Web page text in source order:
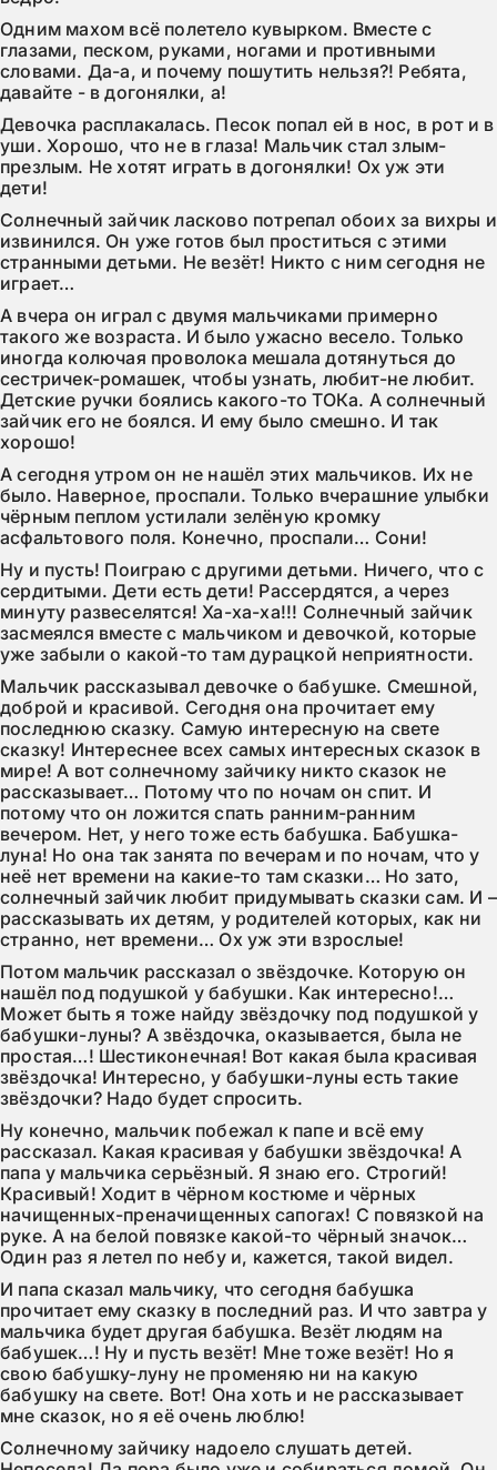
Одним махом всё полетело кувырком. Вместе с
глазами, песком, руками, ногами и противными
словами. Да-а, и почему пошутить нельзя?! Ребята,
давайте - в догонялки, а!
Девочка расплакалась. Песок попал ей в нос, в рот и в
уши. Хорошо, что не в глаза! Мальчик стал злым-
презлым. Не хотят играть в догонялки! Ох уж эти
дети!
Солнечный зайчик ласково потрепал обоих за вихры и
извинился. Он уже готов был проститься с этими
странными детьми. Не везёт! Никто с ним сегодня не
играет…
А вчера он играл с двумя мальчиками примерно
такого же возраста. И было ужасно весело. Только
иногда колючая проволока мешала дотянуться до
сестричек-ромашек, чтобы узнать, любит-не любит.
Детские ручки боялись какого-то ТОКа. А солнечный
зайчик его не боялся. И ему было смешно. И так
хорошо!
А сегодня утром он не нашёл этих мальчиков. Их не
было. Наверное, проспали. Только вчерашние улыбки
чёрным пеплом устилали зелёную кромку
асфальтового поля. Конечно, проспали… Сони!
Ну и пусть! Поиграю с другими детьми. Ничего, что с
сердитыми. Дети есть дети! Рассердятся, а через
минуту развеселятся! Ха-ха-ха!!! Солнечный зайчик
засмеялся вместе с мальчиком и девочкой, которые
уже забыли о какой-то там дурацкой неприятности.
Мальчик рассказывал девочке о бабушке. Смешной,
доброй и красивой. Сегодня она прочитает ему
последнюю сказку. Самую интересную на свете
сказку! Интереснее всех самых интересных сказок в
мире! А вот солнечному зайчику никто сказок не
рассказывает… Потому что по ночам он спит. И
потому что он ложится спать ранним-ранним
вечером. Нет, у него тоже есть бабушка. Бабушка-
луна! Но она так занята по вечерам и по ночам, что у
неё нет времени на какие-то там сказки… Но зато,
солнечный зайчик любит придумывать сказки сам. И –
рассказывать их детям, у родителей которых, как ни
странно, нет времени… Ох уж эти взрослые!
Потом мальчик рассказал о звёздочке. Которую он
нашёл под подушкой у бабушки. Как интересно!…
Может быть я тоже найду звёздочку под подушкой у
бабушки-луны? А звёздочка, оказывается, была не
простая…! Шестиконечная! Вот какая была красивая
звёздочка! Интересно, у бабушки-луны есть такие
звёздочки? Надо будет спросить.
Ну конечно, мальчик побежал к папе и всё ему
рассказал. Какая красивая у бабушки звёздочка! А
папа у мальчика серьёзный. Я знаю его. Строгий!
Красивый! Ходит в чёрном костюме и чёрных
начищенных-преначищенных сапогах! С повязкой на
руке. А на белой повязке какой-то чёрный значок…
Один раз я летел по небу и, кажется, такой видел.
И папа сказал мальчику, что сегодня бабушка
прочитает ему сказку в последний раз. И что завтра у
мальчика будет другая бабушка. Везёт людям на
бабушек…! Ну и пусть везёт! Мне тоже везёт! Но я
свою бабушку-луну не променяю ни на какую
бабушку на свете. Вот! Она хоть и не рассказывает
мне сказок, но я её очень люблю!
Солнечному зайчику надоело слушать детей.